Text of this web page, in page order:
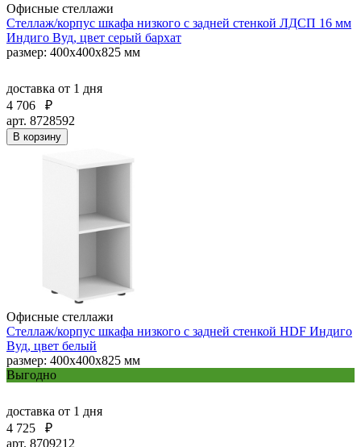
Офисные стеллажи
Стеллаж/корпус шкафа низкого с задней стенкой ЛДСП 16 мм
Индиго Вуд, цвет серый бархат
размер: 400х400х825 мм
доставка от 1 дня
4 706
₽
арт. 8728592
В корзину
Офисные стеллажи
Стеллаж/корпус шкафа низкого с задней стенкой HDF Индиго
Вуд, цвет белый
размер: 400х400х825 мм
Выгодно
доставка от 1 дня
4 725
₽
арт. 8709212